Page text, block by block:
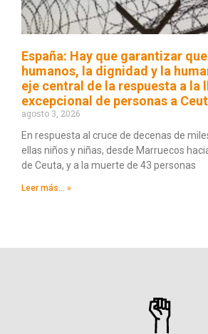
España: Hay que garantizar
humanos, la dignidad y la
eje central de la respuesta a la
excepcional de personas a
agosto 3, 2026
En respuesta al cruce de decenas de
ellas niños y niñas, desde Marruecos
de Ceuta, y a la muerte de 43 personas
Leer más... »